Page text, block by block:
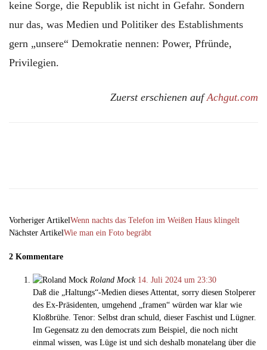
keine Sorge, die Republik ist nicht in Gefahr. Sondern
nur das, was Medien und Politiker des Establishments
gern „unsere“ Demokratie nennen: Power, Pfründe,
Privilegien.
Zuerst erschienen aufAchgut.com
Vorheriger ArtikelWenn nachts das Telefon im Weißen Haus klingelt
Nächster ArtikelWie man ein Foto begräbt
2 Kommentare
Roland Mock 14. Juli 2024 um 23:30
Daß die „Haltungs“-Medien dieses Attentat, sorry diesen Stolperer
des Ex-Präsidenten, umgehend „framen“ würden war klar wie
Kloßbrühe. Tenor: Selbst dran schuld, dieser Faschist und Lügner.
Im Gegensatz zu den democrats zum Beispiel, die noch nicht
einmal wissen, was Lüge ist und sich deshalb monatelang über die